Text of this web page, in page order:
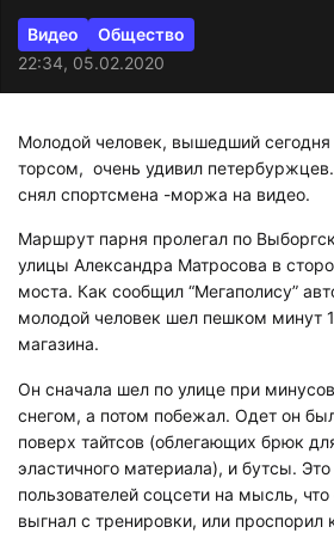
Видео
Общество
22:34, 05.02.2020
Молодой человек, вышедший
торсом, очень удивил
снял спортсмена -моржа на видео.
Маршрут парня пролегал по
улицы Александра Матросова в
моста. Как сообщил “Мегаполису”
молодой человек шел пешком минут
магазина.
Он сначала шел по улице при
снегом, а потом побежал. Одет он
поверх тайтсов (облегающих брюк
эластичного материала), и бутсы. Это
пользователей соцсети на мысль,
выгнал с тренировки, или проспорил